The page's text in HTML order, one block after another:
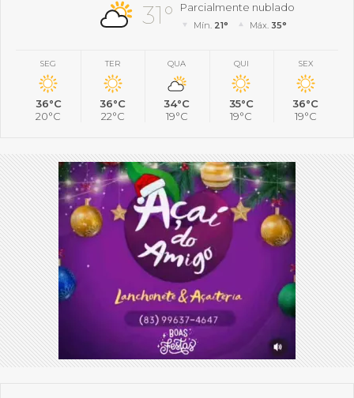
31° Parcialmente nublado
Mín. 21° Máx. 35°
SEG
36°C
20°C
TER
36°C
22°C
QUA
34°C
19°C
QUI
35°C
19°C
SEX
36°C
19°C